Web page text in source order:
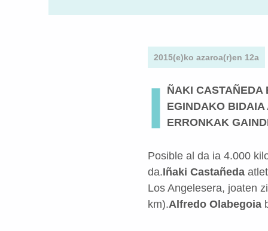
2015(e)ko azaroa(r)en 12a
I ÑAKI CASTAÑEDA
EGINDAKO BIDAIA
ERRONKAK
Posible al da ia 4.000
da.Iñaki Castañeda
Los Angelesera, joaten
km).Alfredo Olabegoia